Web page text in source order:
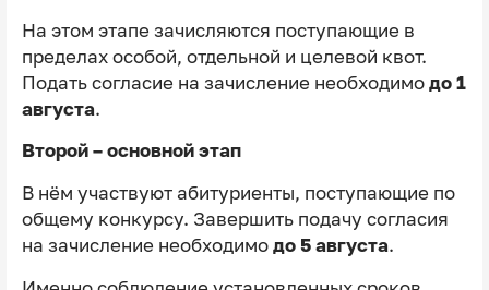
На этом этапе зачисляются поступающие в
пределах особой, отдельной и целевой квот.
Подать согласие на зачисление необходимо до 1
августа.
Второй – основной этап
В нём участвуют абитуриенты, поступающие по
общему конкурсу. Завершить подачу согласия
на зачисление необходимо до 5 августа.